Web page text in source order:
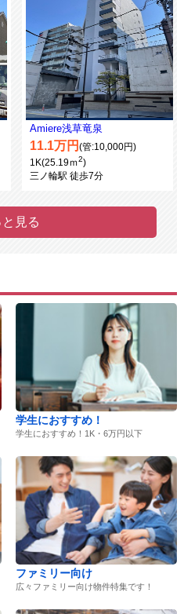
Amiere浅草竜泉
11.1万円 (管:10,000円)
1K(25.19ｍ2)
三ノ輪駅 徒歩7分
と見る
学生におすすめ！
学生におすすめ！1K・6万円以下
ファミリー向け
広々ファミリー向け物件特集です！